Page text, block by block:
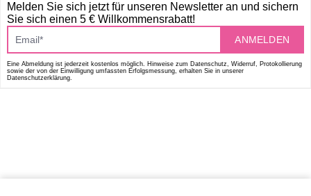
Melden Sie sich jetzt für unseren Newsletter an und sichern
Sie sich einen 5 € Willkommensrabatt!
ANMELDEN
Eine Abmeldung ist jederzeit kostenlos möglich. Hinweise zum Datenschutz, Widerruf, Protokollierung
sowie der von der Einwilligung umfassten Erfolgsmessung, erhalten Sie in unserer
Datenschutzerklärung.